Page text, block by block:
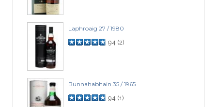
Laphroaig 27 / 1980
94 (2)
Bunnahabhain 35 / 1965
94 (1)